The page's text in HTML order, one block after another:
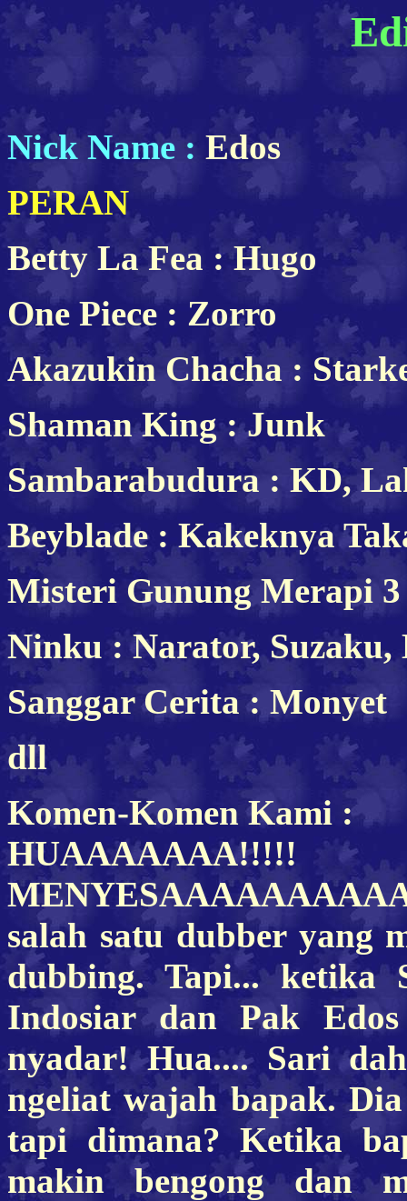
Nick Name : Edos
PERAN
Betty La Fea : Hugo
One Piece : Zorro
Akazukin Chacha :
Shaman King : Junk
Sambarabudura : KD,
Beyblade : Kakeknya
Misteri Gunung Merapi
Ninku : Narator, Suzaku,
Sanggar Cerita : Monyet
dll
Komen-Komen Kami :
HUAAAAAAA!!!!!
salah satu dubber yang
dubbing. Tapi... ketika
Indosiar dan Pak
nyadar! Hua.... Sari
ngeliat wajah bapak.
tapi dimana? Ketika
makin bengong dan